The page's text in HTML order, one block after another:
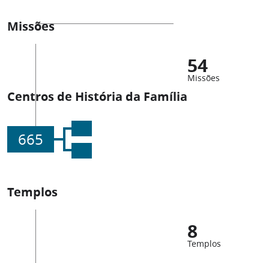
Missões
54
Missões
Centros de História da Família
665
Templos
8
Templos